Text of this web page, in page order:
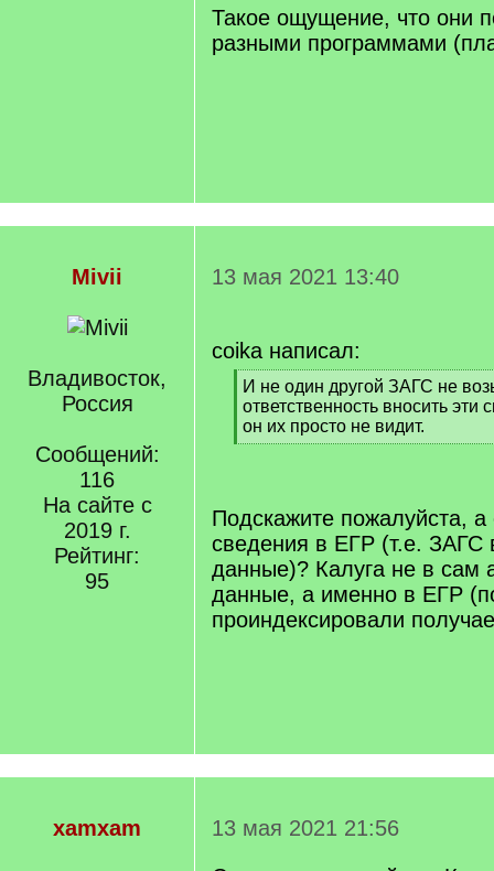
q
]
Такое ощущение, что они
разными программами
Mivii
Владивосток,
Россия
Сообщений:
116
На сайте с
2019 г.
Рейтинг:
95
13 мая 2021 13:40
coika написал:
[
q
]
И не один другой ЗАГС не
ответственность вносить эти
он их просто не видит.
[
Подскажите пожалуйста, а
сведения в ЕГР (т.е. ЗАГС
данные)? Калуга не в сам
данные, а именно в ЕГР
проиндексировали
xamxam
13 мая 2021 21:56